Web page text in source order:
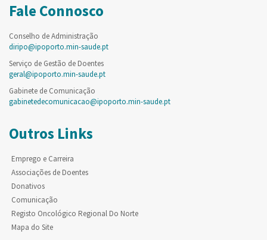
Fale Connosco
Conselho de Administração
diripo@ipoporto.min-saude.pt
Serviço de Gestão de Doentes
geral@ipoporto.min-saude.pt
Gabinete de Comunicação
gabinetedecomunicacao@ipoporto.min-saude.pt
Outros Links
Emprego e Carreira
Associações de Doentes
Donativos
Comunicação
Registo Oncológico Regional Do Norte
Mapa do Site